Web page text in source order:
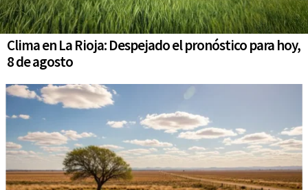
Clima en La Rioja: Despejado el pronóstico para hoy,
8 de agosto